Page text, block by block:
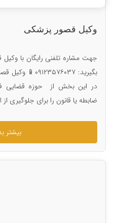
وکیل قصور پزشکی
جهت مشاره تلفنی رایگان با
بگیرید:
در این بخش از حوزه قضایی
ضابطه یا قانون را برای جلوگیری
بیشتر